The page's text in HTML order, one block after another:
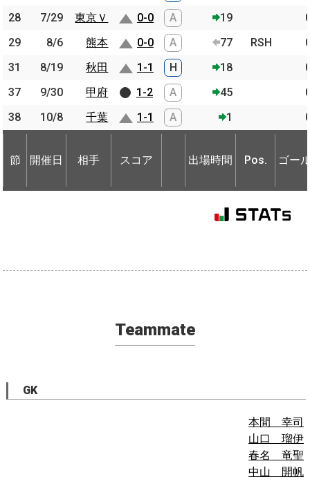
28
7/29 東京Ｖ 0-0 A 19
29
8/6 熊本 0-0 A 77 RSH
31
8/19 秋田 1-1 H 18
37
9/30 甲府 1-2 A 45
38
10/8 千葉 1-1 A 1
節 開催日 相手 スコア 出場時間 Pos. ゴー
28
7/29
東京Ｖ
29
8/6
熊本
31
8/19
秋田
37
9/30
甲府
38
10/8 千葉
節 開催日 相手
Teammate
GK
本間 幸司
山口 瑠伊
春名 竜聖
中山 開帆